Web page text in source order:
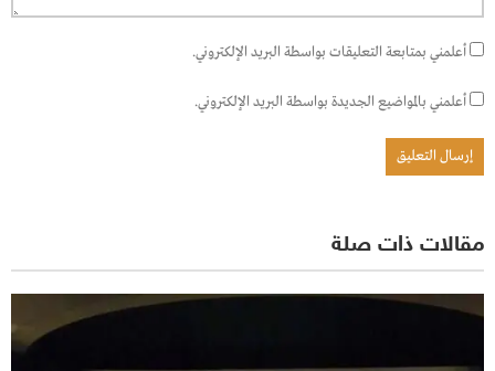
أعلمني بمتابعة التعليقات بواسطة البريد الإلكتروني.
أعلمني بالمواضيع الجديدة بواسطة البريد الإلكتروني.
مقالات ذات صلة